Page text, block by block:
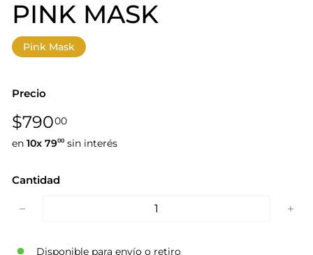
PINK MASK
Pink Mask
Precio
Precio
habitual
$79000$790,00
en 10x 7900 sin interés
Cantidad
Disponible para envío o retiro